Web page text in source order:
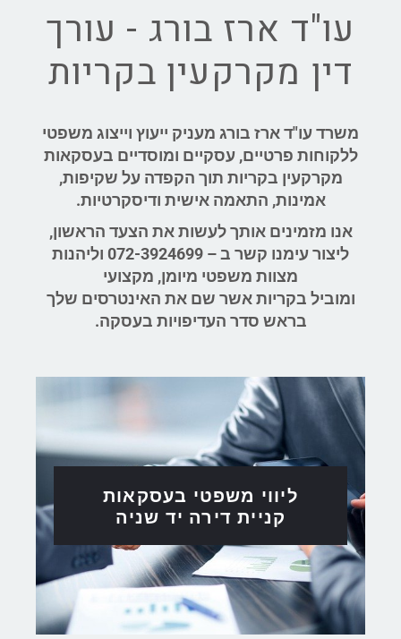
עו"ד ארז בורג - עורך
דין מקרקעין בקריות
משרד עו"ד ארז בורג מעניק ייעוץ וייצוג משפטי
ללקוחות פרטיים, עסקיים ומוסדיים בעסקאות
מקרקעין בקריות תוך הקפדה על שקיפות,
אמינות, התאמה אישית ודיסקרטיות.
אנו מזמינים אותך לעשות את הצעד הראשון,
ליצור עימנו קשר ב – 072-3924699 וליהנות
מצוות משפטי מיומן, מקצועי
ומוביל בקריותאשר שם את האינטרסים שלך
בראש סדר העדיפויות בעסקה.
ליווי משפטי בעסקאות
קניית דירה ​יד שניה